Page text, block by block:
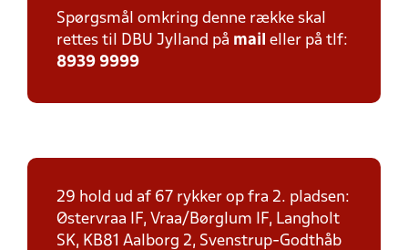
Spørgsmål omkring denne række skal
rettes til DBU Jylland på mail eller på tlf:
8939 9999
29 hold ud af 67 rykker op fra 2. pladsen:
Østervraa IF, Vraa/Børglum IF, Langholt
SK, KB81 Aalborg 2, Svenstrup-Godthåb